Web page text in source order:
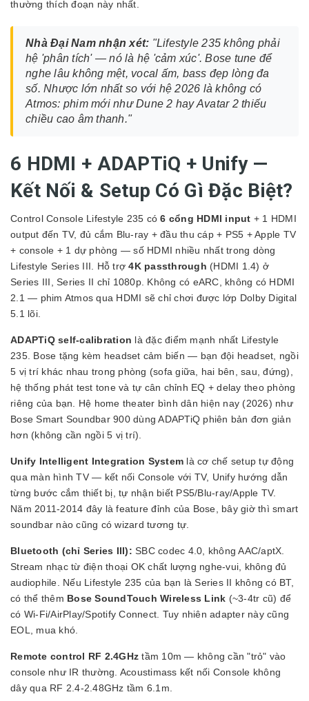
thường thích đoạn này nhất.
Nhà Đại Nam nhận xét: "Lifestyle 235 không phải
hệ 'phân tích' — nó là hệ 'cảm xúc'. Bose tune để
nghe lâu không mệt, vocal ấm, bass đẹp lòng đa
số. Nhược lớn nhất so với hệ 2026 là không có
Atmos: phim mới như Dune 2 hay Avatar 2 thiếu
chiều cao âm thanh."
6 HDMI + ADAPTiQ + Unify —
Kết Nối & Setup Có Gì Đặc Biệt?
Control Console Lifestyle 235 có6 cổng HDMI input + 1 HDMI
output đến TV, đủ cắm Blu-ray + đầu thu cáp + PS5 + Apple TV
+ console + 1 dự phòng — số HDMI nhiều nhất trong dòng
Lifestyle Series III. Hỗ trợ4K passthrough (HDMI 1.4) ở
Series III, Series II chỉ 1080p. Không có eARC, không có HDMI
2.1 — phim Atmos qua HDMI sẽ chỉ chơi được lớp Dolby Digital
5.1 lõi.
ADAPTiQ self-calibration là đặc điểm mạnh nhất Lifestyle
235. Bose tặng kèm headset cảm biến — bạn đội headset, ngồi
5 vị trí khác nhau trong phòng (sofa giữa, hai bên, sau, đứng),
hệ thống phát test tone và tự cân chỉnh EQ + delay theo phòng
riêng của bạn. Hệ home theater bình dân hiện nay (2026) như
Bose Smart Soundbar 900 dùng ADAPTiQ phiên bản đơn giản
hơn (không cần ngồi 5 vị trí).
Unify Intelligent Integration System là cơ chế setup tự động
qua màn hình TV — kết nối Console với TV, Unify hướng dẫn
từng bước cắm thiết bị, tự nhận biết PS5/Blu-ray/Apple TV.
Năm 2011-2014 đây là feature đỉnh của Bose, bây giờ thì smart
soundbar nào cũng có wizard tương tự.
Bluetooth (chỉ Series III): SBC codec 4.0, không AAC/aptX.
Stream nhạc từ điện thoại OK chất lượng nghe-vui, không đủ
audiophile. Nếu Lifestyle 235 của bạn là Series II không có BT,
có thể thêm Bose SoundTouch Wireless Link (~3-4tr cũ) để
có Wi-Fi/AirPlay/Spotify Connect. Tuy nhiên adapter này cũng
EOL, mua khó.
Remote control RF 2.4GHz tầm 10m — không cần "trỏ" vào
console như IR thường. Acoustimass kết nối Console không
dây qua RF 2.4-2.48GHz tầm 6.1m.